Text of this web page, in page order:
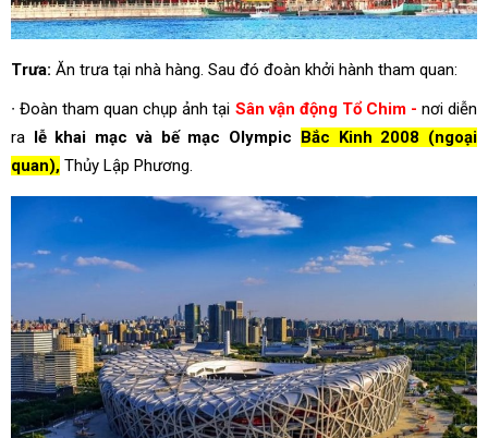
Trưa: Ăn trưa tại nhà hàng. Sau đó đoàn khởi hành tham quan:
∙ Đoàn tham quan chụp ảnh tại Sân vận động Tổ Chim - nơi diễn
ra lễ khai mạc và bế mạc Olympic Bắc Kinh 2008 (ngoại
quan), Thủy Lập Phương.